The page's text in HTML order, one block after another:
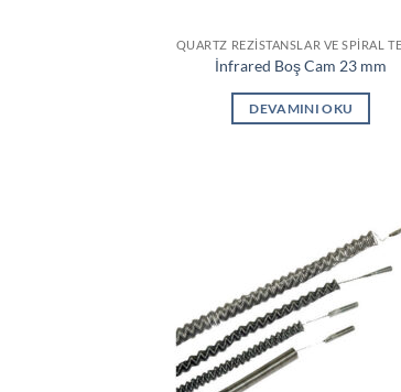
İnfrared Boş Cam 23 mm
DEVAMINI OKU